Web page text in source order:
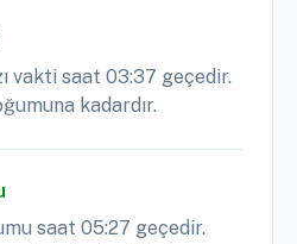
vakti saat 03:37 geçedir.
kadardır.
saat 05:27 geçedir.